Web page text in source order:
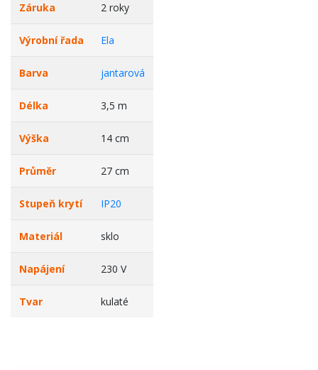
Záruka 2 roky
Výrobní řada Ela
Barva jantarová
Délka 3,5 m
Výška 14 cm
Průměr 27 cm
Stupeň krytí IP20
Materiál sklo
Napájení 230 V
Tvar kulaté